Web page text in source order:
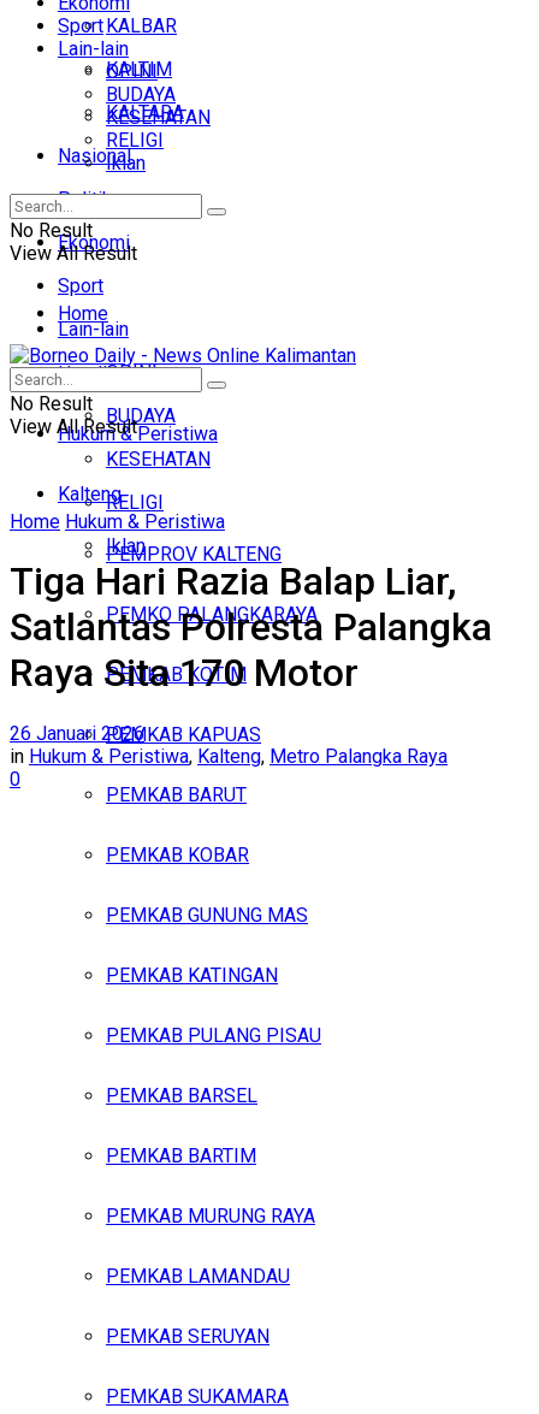
KALBAR
KALTIM
KALTARA
Nasional
Politik
Ekonomi
Sport
Lain-lain
OPINI
BUDAYA
KESEHATAN
RELIGI
Iklan
Sabtu, Agustus 8, 2026
Sport
Lain-lain
OPINI
BUDAYA
KESEHATAN
RELIGI
Iklan
No Result
View All Result
Home
Headline
Hukum & Peristiwa
Kalteng
PEMPROV KALTENG
PEMKO PALANGKARAYA
PEMKAB KOTIM
PEMKAB KAPUAS
PEMKAB BARUT
PEMKAB KOBAR
PEMKAB GUNUNG MAS
PEMKAB KATINGAN
PEMKAB PULANG PISAU
PEMKAB BARSEL
PEMKAB BARTIM
PEMKAB MURUNG RAYA
PEMKAB LAMANDAU
PEMKAB SERUYAN
PEMKAB SUKAMARA
No Result
View All Result
Home Hukum & Peristiwa
Tiga Hari Razia Balap Liar,
Satlantas Polresta Palangka
Raya Sita 170 Motor
26 Januari 2026
in Hukum & Peristiwa, Kalteng, Metro Palangka Raya
0